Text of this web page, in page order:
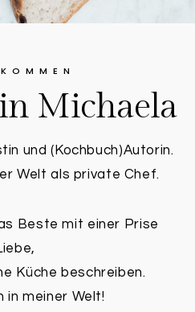
O M M E N
Michaela
und (Kochbuch)Autorin.
Welt als private Chef.
Beste mit einer Prise
Küche beschreiben.
in meiner Welt!